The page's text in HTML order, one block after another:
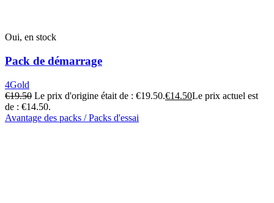
Oui, en stock
Pack de démarrage
4Gold
€19.50 Le prix d'origine était de : €19.50.€14.50Le prix actuel est
de : €14.50.
Avantage des packs / Packs d'essai